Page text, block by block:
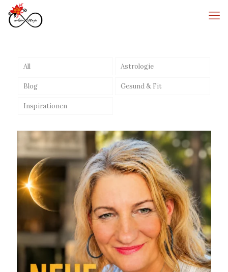
All Astrologie
Blog Gesund & Fit
Inspirationen